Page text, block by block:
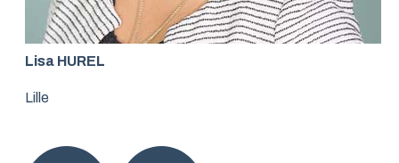
Lisa HUREL
Lille